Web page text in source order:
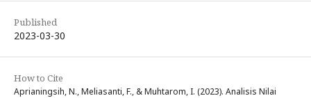
Published
2023-03-30
How to Cite
Aprianingsih, N., Meliasanti, F., & Muhtarom, I. (2023). Analisis Nilai